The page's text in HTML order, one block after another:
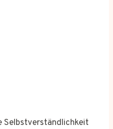
Selbstverständlichkeit